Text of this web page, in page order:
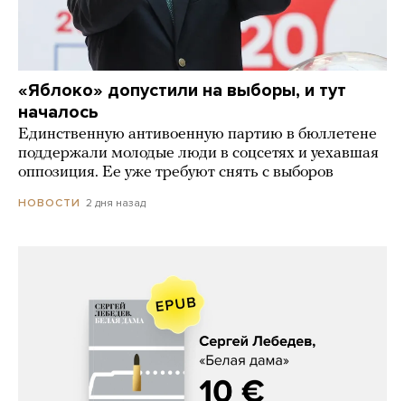
«Яблоко» допустили на выборы, и тут
началось
Единственную антивоенную партию в бюллетене
поддержали молодые люди в соцсетях и уехавшая
оппозиция. Ее уже требуют снять с выборов
НОВОСТИ 2 дня назад